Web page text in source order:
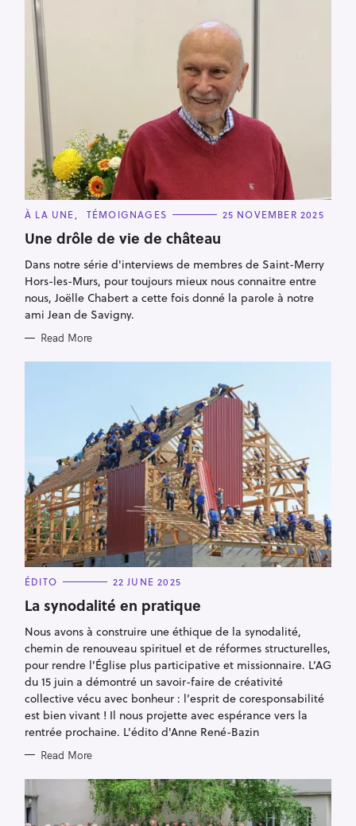
C
T
E
O
R
I
E
S
À LA UNE TÉMOIGNAGES 25 NOVEMBER 2025
Une drôle de vie de château
Dans notre série d'interviews de membres de Saint-Merry
Hors-les-Murs, pour toujours mieux nous connaitre entre
nous, Joëlle Chabert a cette fois donné la parole à notre
ami Jean de Savigny.
Read More
C
T
E
O
I
E
S
ÉDITO 22 JUNE 2025
La synodalité en pratique
Nous avons à construire une éthique de la synodalité,
chemin de renouveau spirituel et de réformes structurelles,
pour rendre l’Église plus participative et missionnaire. L’AG
du 15 juin a démontré un savoir-faire de créativité
collective vécu avec bonheur : l’esprit de coresponsabilité
est bien vivant ! Il nous projette avec espérance vers la
rentrée prochaine. L'édito d'Anne René-Bazin
Read More